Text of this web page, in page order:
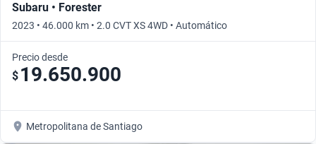
Subaru • Forester
2023 • 46.000 km • 2.0 CVT XS 4WD • Automático
Precio desde
$ 19.650.900
Metropolitana de Santiago